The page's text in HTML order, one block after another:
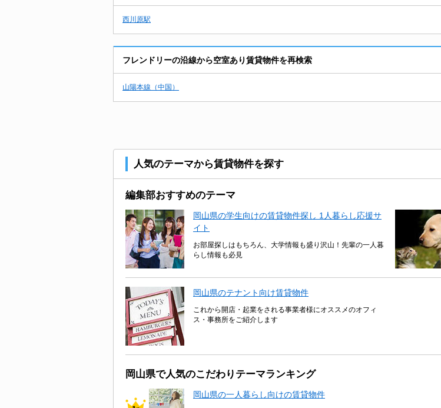
西川原駅
フレンドリーの沿線から空室あり賃貸物件を再検索
山陽本線（中国）
人気のテーマから賃貸物件を探す
編集部おすすめのテーマ
岡山県の学生向けの賃貸物件探し 1人暮らし応援サ
イト
お部屋探しはもちろん、大学情報も盛り沢山！先輩の一人暮
らし情報も必見
岡山県のテナント向け賃貸物件
これから開店・起業をされる事業者様にオススメのオフィ
ス・事務所をご紹介します
岡山県で人気のこだわりテーマランキング
岡山県の一人暮らし向けの賃貸物件